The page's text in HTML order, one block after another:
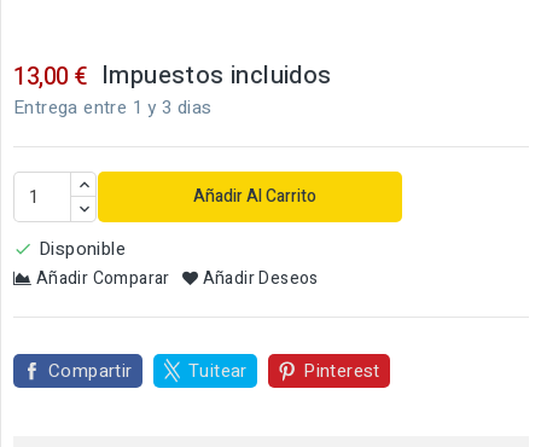
13,00 € Impuestos incluidos
Entrega entre 1 y 3 dias
Añadir Al Carrito
 Disponible
Añadir Comparar Añadir Deseos
Compartir Tuitear Pinterest